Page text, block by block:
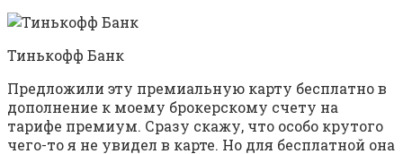
Тинькофф Банк
Предложили эту премиальную карту бесплатно в
дополнение к моему брокерскому счету на
тарифе премиум. Сразу скажу, что особо крутого
чего-то я не увидел в карте. Но для бесплатной она